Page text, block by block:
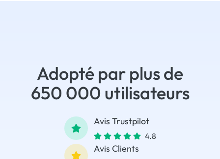
Adopté par plus de
650 000 utilisateurs
Avis Trustpilot
4.8
Avis Clients